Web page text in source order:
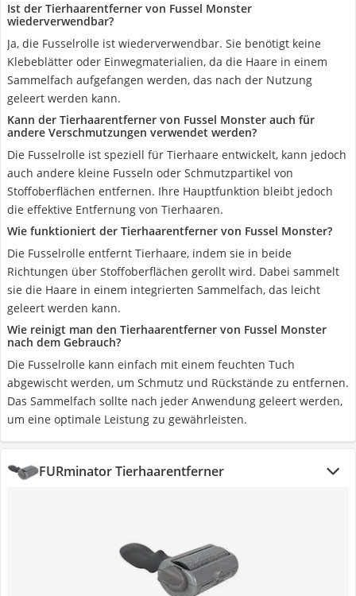
Ist der Tierhaarentferner von Fussel Monster
wiederverwendbar?
Ja, die Fusselrolle ist wiederverwendbar. Sie benötigt keine
Klebeblätter oder Einwegmaterialien, da die Haare in einem
Sammelfach aufgefangen werden, das nach der Nutzung
geleert werden kann.
Kann der Tierhaarentferner von Fussel Monster auch für
andere Verschmutzungen verwendet werden?
Die Fusselrolle ist speziell für Tierhaare entwickelt, kann jedoch
auch andere kleine Fusseln oder Schmutzpartikel von
Stoffoberflächen entfernen. Ihre Hauptfunktion bleibt jedoch
die effektive Entfernung von Tierhaaren.
Wie funktioniert der Tierhaarentferner von Fussel Monster?
Die Fusselrolle entfernt Tierhaare, indem sie in beide
Richtungen über Stoffoberflächen gerollt wird. Dabei sammelt
sie die Haare in einem integrierten Sammelfach, das leicht
geleert werden kann.
Wie reinigt man den Tierhaarentferner von Fussel Monster
nach dem Gebrauch?
Die Fusselrolle kann einfach mit einem feuchten Tuch
abgewischt werden, um Schmutz und Rückstände zu entfernen.
Das Sammelfach sollte nach jeder Anwendung geleert werden,
um eine optimale Leistung zu gewährleisten.
FURminator Tierhaarentferner